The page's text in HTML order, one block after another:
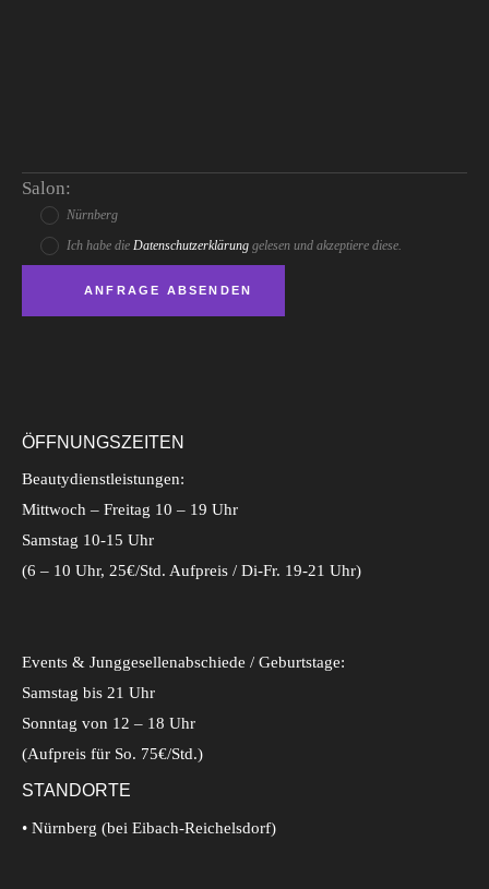
Salon:
Nürnberg
Ich habe die Datenschutzerklärung gelesen und akzeptiere diese.
ÖFFNUNGSZEITEN
Beautydienstleistungen:
Mittwoch – Freitag 10 – 19 Uhr
Samstag 10-15 Uhr
(6 – 10 Uhr, 25€/Std. Aufpreis / Di-Fr. 19-21 Uhr)
Events & Junggesellenabschiede / Geburtstage:
Samstag bis 21 Uhr
Sonntag von 12 – 18 Uhr
(Aufpreis für So. 75€/Std.)
STANDORTE
• Nürnberg (bei Eibach-Reichelsdorf)